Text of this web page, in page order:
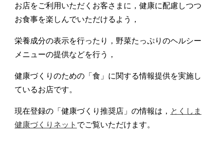
お店をご利用いただくお客さまに，健康に配慮しつつ
お食事を楽しんでいただけるよう，
栄養成分の表示を行ったり，野菜たっぷりのヘルシー
メニューの提供などを行う，
健康づくりのための「食」に関する情報提供を実施し
ているお店です。
現在登録の「健康づくり推奨店」の情報は， とくしま
健康づくりネット でご覧いただけます。